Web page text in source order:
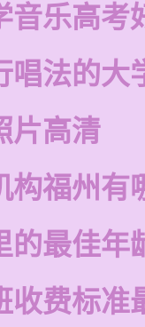
音乐高考
唱法的大
片高清
构福州有
的最佳年
收费标准